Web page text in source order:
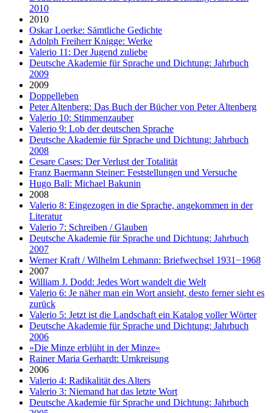
2010
2010
Oskar Loerke: Sämtliche Gedichte
Adolph Freiherr Knigge: Werke
Valerio 11: Der Jugend zuliebe
Deutsche Akademie für Sprache und Dichtung: Jahrbuch
2009
2009
Doppelleben
Peter Altenberg: Das Buch der Bücher von Peter Altenberg
Valerio 10: Stimmenzauber
Valerio 9: Lob der deutschen Sprache
Deutsche Akademie für Sprache und Dichtung: Jahrbuch
2008
Cesare Cases: Der Verlust der Totalität
Franz Baermann Steiner: Feststellungen und Versuche
Hugo Ball: Michael Bakunin
2008
Valerio 8: Eingezogen in die Sprache, angekommen in der
Literatur
Valerio 7: Schreiben / Glauben
Deutsche Akademie für Sprache und Dichtung: Jahrbuch
2007
Werner Kraft / Wilhelm Lehmann: Briefwechsel 1931−1968
2007
William J. Dodd: Jedes Wort wandelt die Welt
Valerio 6: Je näher man ein Wort ansieht, desto ferner sieht es
zurück
Valerio 5: Jetzt ist die Landschaft ein Katalog voller Wörter
Deutsche Akademie für Sprache und Dichtung: Jahrbuch
2006
»Die Minze erblüht in der Minze«
Rainer Maria Gerhardt: Umkreisung
2006
Valerio 4: Radikalität des Alters
Valerio 3: Niemand hat das letzte Wort
Deutsche Akademie für Sprache und Dichtung: Jahrbuch